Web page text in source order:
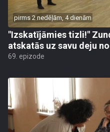
pirms 2 nedēļām, 4 dienām
"Izskatījāmies tizli!"
atskatās uz savu deju
69. epizode